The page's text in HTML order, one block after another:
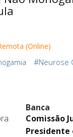
(Online)
#Neurose
Banca
Comissão
Presidente